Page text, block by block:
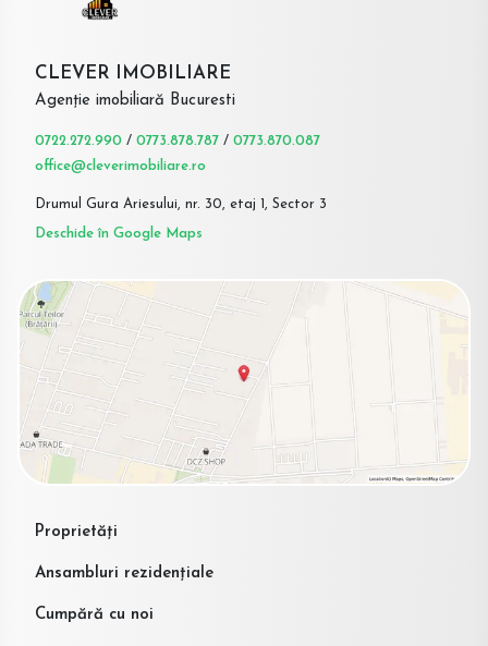
CLEVER IMOBILIARE
Agenție imobiliară Bucuresti
0722.272.990 / 0773.878.787 / 0773.870.087
office@cleverimobiliare.ro
Drumul Gura Ariesului, nr. 30, etaj 1, Sector 3
Deschide în Google Maps
Proprietăți
Ansambluri rezidențiale
Cumpără cu noi